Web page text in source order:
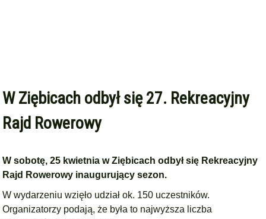
W Ziębicach odbył się 27. Rekreacyjny
Rajd Rowerowy
W sobotę, 25 kwietnia w Ziębicach odbył się Rekreacyjny
Rajd Rowerowy inaugurujący sezon.
W wydarzeniu wzięło udział ok. 150 uczestników.
Organizatorzy podają, że była to najwyższa liczba